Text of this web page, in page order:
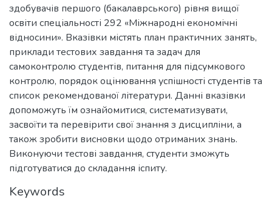
здобувачів першого (бакалаврського) рівня вищої
освіти спеціальності 292 «Міжнародні економічні
відносини». Вказівки містять план практичних занять,
приклади тестових завдання та задач для
самоконтролю студентів, питання для підсумкового
контролю, порядок оцінювання успішності студентів та
список рекомендованої літератури. Данні вказівки
допоможуть їм ознайомитися, систематизувати,
засвоїти та перевірити свої знання з дисципліни, а
також зробити висновки щодо отриманих знань.
Виконуючи тестові завдання, студенти зможуть
підготуватися до складання іспиту.
Keywords